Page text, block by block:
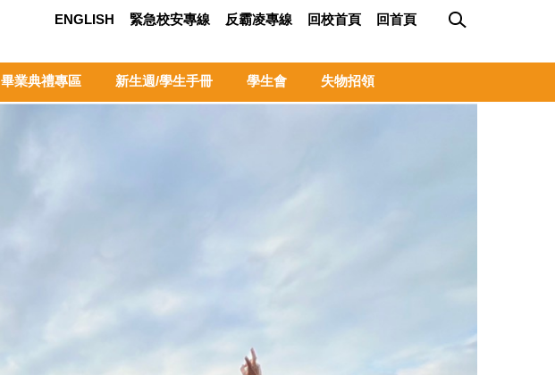
畢業典禮專區 新生週/學生手冊 學生會 失物招領
ENGLISH 緊急校安專線 反霸凌專線 回校首頁 回首頁